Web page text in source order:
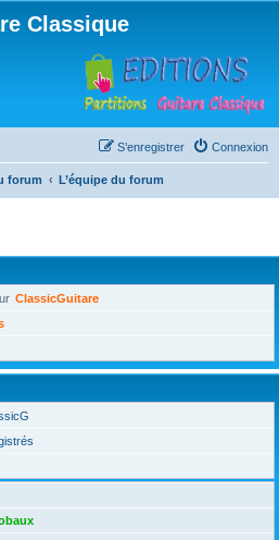
Classique
Connexion
S’enregistrer
forum L’équipe du forum
ClassicGuitare